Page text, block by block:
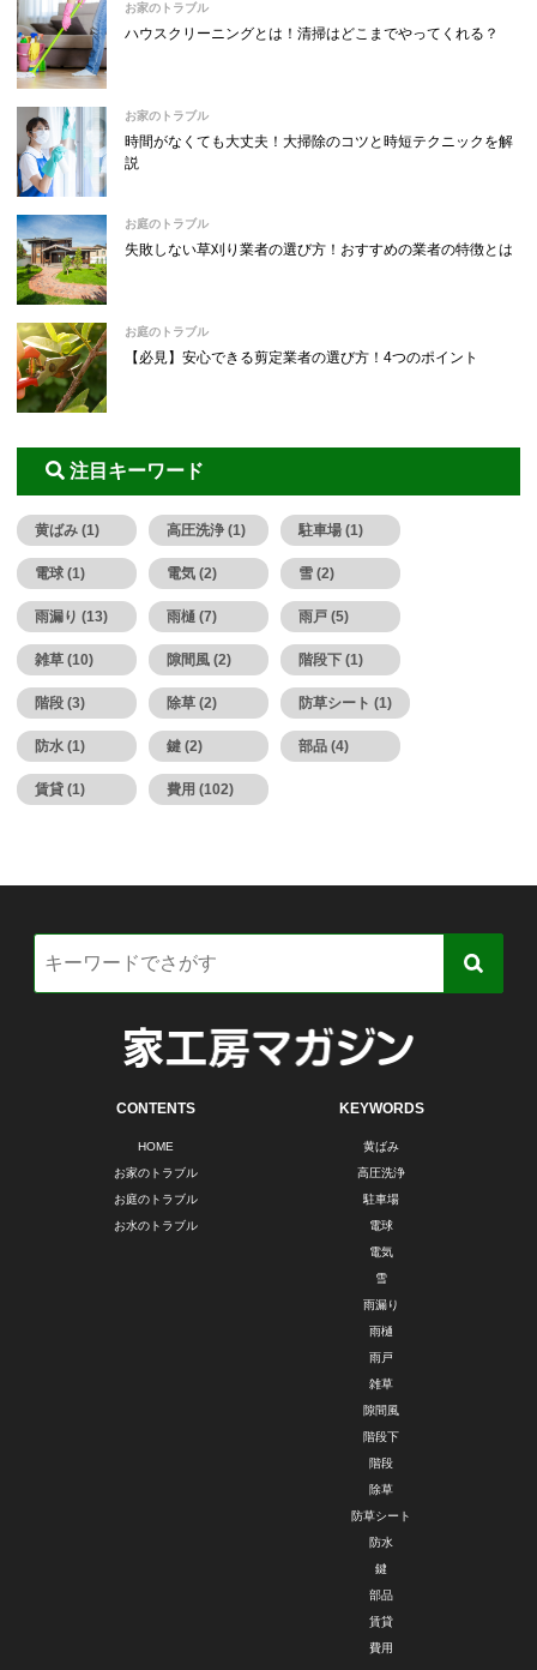
お家のトラブル
ハウスクリーニングとは！清掃はどこまでやってくれる？
お家のトラブル
時間がなくても大丈夫！大掃除のコツと時短テクニックを解
説
お庭のトラブル
失敗しない草刈り業者の選び方！おすすめの業者の特徴とは
お庭のトラブル
【必見】安心できる剪定業者の選び方！4つのポイント
注目キーワード
黄ばみ (1) 高圧洗浄 (1) 駐車場 (1)
電球 (1) 電気 (2) 雪 (2)
雨漏り (13) 雨樋 (7) 雨戸 (5)
雑草 (10) 隙間風 (2) 階段下 (1)
階段 (3) 除草 (2) 防草シート (1)
防水 (1) 鍵 (2) 部品 (4)
賃貸 (1) 費用 (102)
CONTENTS
HOME
お家のトラブル
お庭のトラブル
お水のトラブル
KEYWORDS
黄ばみ
高圧洗浄
駐車場
電球
電気
雪
雨漏り
雨樋
雨戸
雑草
隙間風
階段下
階段
除草
防草シート
防水
鍵
部品
賃貸
費用